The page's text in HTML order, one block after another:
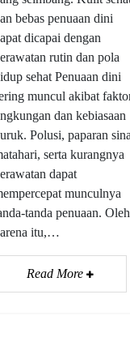
bebas penuaan dini
dicapai dengan
rutin dan pola
sehat Penuaan dini
muncul akibat
dan kebiasaan
Polusi, paparan
serta kurangnya
dapat
munculnya
tanda penuaan. Oleh
itu,…
Read More